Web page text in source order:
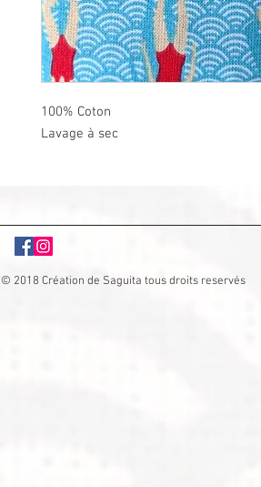
100% Coton
Lavage à sec
© 2018 Création de Saguita tous droits reservés